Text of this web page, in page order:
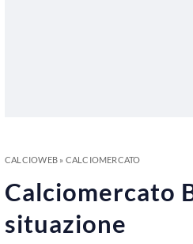
CALCIOWEB» CALCIOMERCATO
Calciomercato
situazione